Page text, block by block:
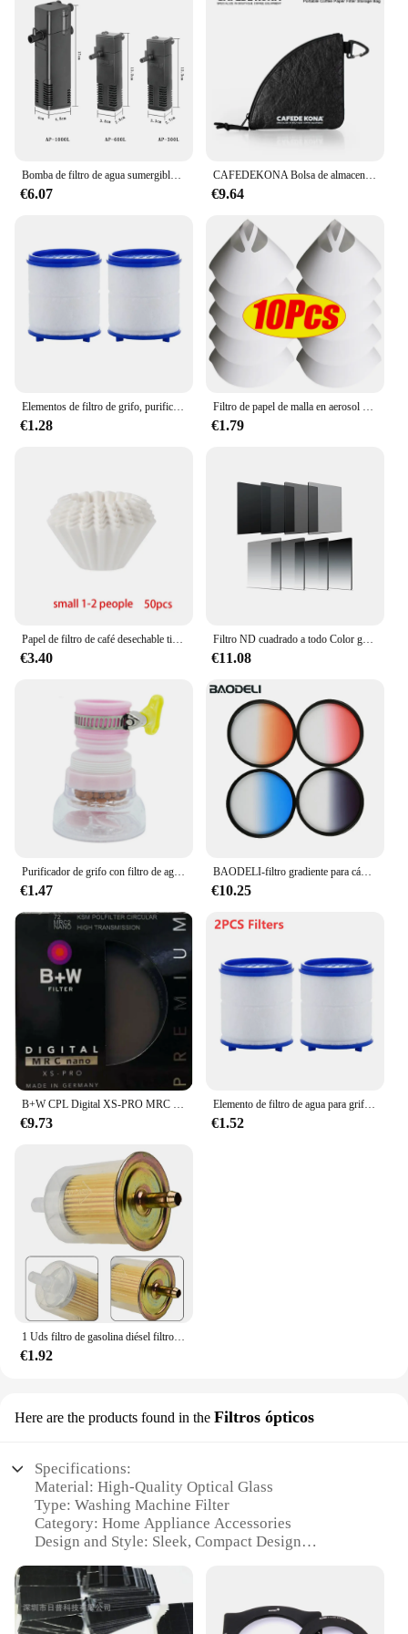
€6.07
CAFEDEKONA Bolsa de almacenamiento de filtro de papel de café portátil, resistente al agua, ideal para acampar al aire libre, capacidad de almacenamiento de 40-60 hojas
€9.64
Elementos de filtro de grifo, purificador de agua para ducha, filtración de algodón PP para cocina y baño, elimina cloro, metales pesados
€1.28
Filtro de papel de malla en aerosol para pintura de coche, embudo de filtrado purificador, Filtro de pintura desechable, herramienta de embudos de papel de Micron cónico, 10-300 piezas
€1.79
Papel de filtro de café desechable tipo pastel, papel de filtro de lavado a mano, bolsa de filtro de polvo de café por goteo, herramienta Barista, 1-4 porciones
€3.40
Filtro ND cuadrado a todo Color gris graduado, ND2, ND4, ND8, ND16, filtro de densidad neutra para Cokin P series D5200, D5300, D5500, paquete de 8
€11.08
Purificador de grifo con filtro de agua de 6 capas, accesorios de cocina, mezclador, aireador, boquilla de baño, sistema de filtración de agua
€1.47
BAODELI-filtro gradiente para cámara Canon 77d, Nikon y Sony A6000, accesorio Gris, Naranja, azul, rojo, Nd, 49, 52, 55, 58, 62, 67, 72, 77, 82 Mm
€10.25
B+W CPL Digital XS-PRO MRC CIR-PL Filtro 49_52_55_58_62_67_72_77_82mm Polarizador/polarizador para cámara Nikon Filtro Sony Canon
€9.73
Elemento de filtro de agua para grifo, cabezal de ducha con eliminación de cloro, metales pesados, purificador de filtración de baño, suaviza el agua dura, 2-40 unidades
€1.52
1 Uds filtro de gasolina diésel filtro de combustible Extra grande Universal RV línea de combustible en línea para herramientas de jardín Scooters motocicletas coches
€1.92
Here are the products found in the Filtros ópticos
Specifications:
Material: High-Quality Optical Glass
Type: Washing Machine Filter
Category: Home Appliance Accessories
Design and Style: Sleek, Compact Design
Efficiency
Performance and Property: Advanced Optical
Clarity